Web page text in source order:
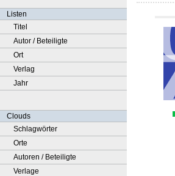
Listen
Titel
Autor / Beteiligte
Ort
Verlag
Jahr
Clouds
Schlagwörter
Orte
Autoren / Beteiligte
Verlage